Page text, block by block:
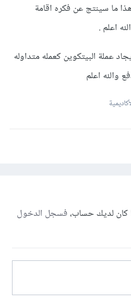
ما سينتج عن فكره اقامة
اعلم .
عملة البيتكوين كعمله متداوله
والله اعلم
كان لديك حساب،فسجل الدخول